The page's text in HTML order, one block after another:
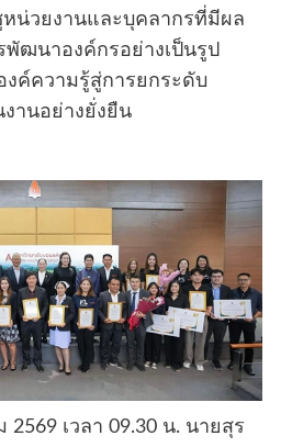
หน่วยงานและบุคลากรที่มีผล
ฒนาองค์กรอย่างเป็นรูป
ค์ความรู้สู่การยกระดับ
านอย่างยั่งยืน
เวลา 09.30 น. นายสุร